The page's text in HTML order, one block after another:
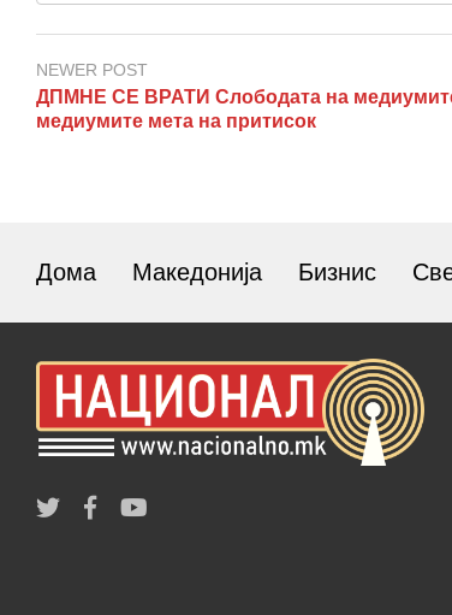
NEWER POST
ДПМНЕ СЕ ВРАТИ Слободата на
медиумите мета на притисок
Дома Македонија Бизнис